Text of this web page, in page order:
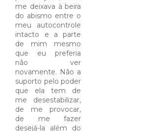
me deixava à beira
do abismo entre o
meu autocontrole
intacto e a parte
de mim mesmo
que eu preferia
não ver
novamente. Não a
suporto pelo poder
que ela tem de
me desestabilizar,
de me provocar,
de me fazer
desejá-la além do